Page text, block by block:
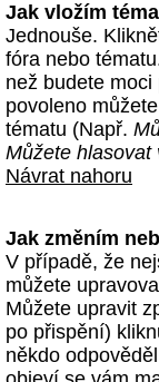
Jak vložím
Jednouše.
fóra nebo
než budete
povoleno
tématu (Např.
Můžete hlasovat
Návrat nahoru
Jak změním
V případě, že
můžete
Můžete upravit
po přispění)
někdo